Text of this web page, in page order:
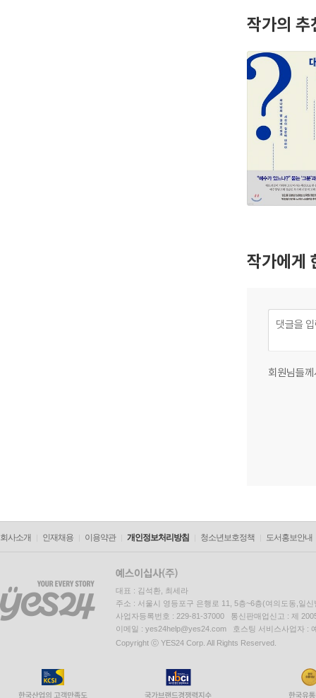
작가의 추
작가에게
회원님들
회사소개 인재채용 이용약관 개인정보처리방침 청소년보호정책 도서홍보안내
대표 : 김석환, 최세라
주소 : 서울시 영등포구 은행로 11, 5층~6층(여의도동,일신
사업자등록번호 : 229-81-37000 통신판매업신고 : 제
이메일 : yes24help@yes24.com 호스팅 서비스사업자 :
Copyright ⓒ YES24 Corp. All Rights Reserved.